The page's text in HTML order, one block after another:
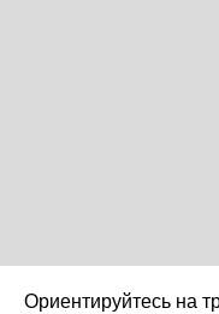
Ориентируйтесь на